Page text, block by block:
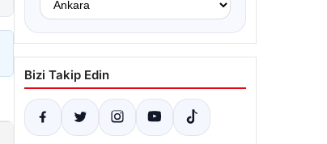
Bizi Takip Edin